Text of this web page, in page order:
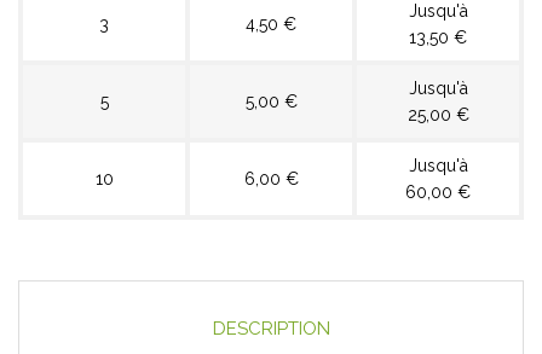
3 4,50 €
Jusqu'à
13,50 €
5 5,00 €
Jusqu'à
25,00 €
10 6,00 €
Jusqu'à
60,00 €
DESCRIPTION